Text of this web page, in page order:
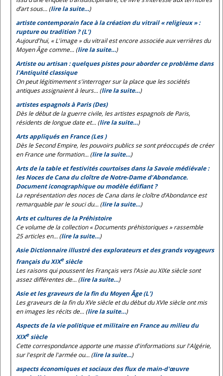
d’art sous... (lire la suite…)
artiste contemporain face à la création du vitrail « religieux » :
rupture ou tradition ? (L')
Aujourd'hui, « L'image » du vitrail est encore associée aux verrières du
Moyen Âge comme... (lire la suite…)
Artiste ou artisan : quelques pistes pour aborder ce problème dans
l'Antiquité classique
On peut légitimement s'interroger sur la place que les sociétés
antiques assignaient à leurs... (lire la suite…)
artistes espagnols à Paris (Des)
Dès le début de la guerre civile, les artistes espagnols de Paris,
résidents de longue date et... (lire la suite…)
Arts appliqués en France (Les )
Dès le Second Empire, les pouvoirs publics se sont préoccupés de créer
en France une formation... (lire la suite…)
Arts de la table et festivités courtoises dans la Savoie médiévale :
lesNoces de Canadu cloître de Notre-Dame d’Abondance.
Document iconographique ou modèle édifiant ?
La représentation des noces de Cana dans le cloître d’Abondance est
remarquable par le souci du... (lire la suite…)
Arts et cultures de la Préhistoire
Ce volume de la collection « Documents préhistoriques » rassemble
25 articles en... (lire la suite…)
Asie Dictionnaire illustré des explorateurs et des grands voyageurs
français du XIXesiècle
Les raisons qui poussent les Français vers l’Asie au XIXe siècle sont
assez différentes de... (lire la suite…)
Asie et les graveurs de la fin du Moyen Âge (L')
Les graveurs de la fin du XVe siècle et du début du XVIe siècle ont mis
en images les récits de... (lire la suite…)
Aspects de la vie politique et militaire en France au milieu du
XIXesiècle
Cette correspondance apporte une masse d'informations sur l'Algérie,
sur l'esprit de l'armée ou... (lire la suite…)
aspects économiques et sociaux des flux de main-d'œuvre